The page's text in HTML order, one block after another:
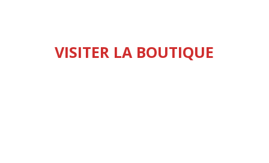
VISITER LA BOUTIQUE